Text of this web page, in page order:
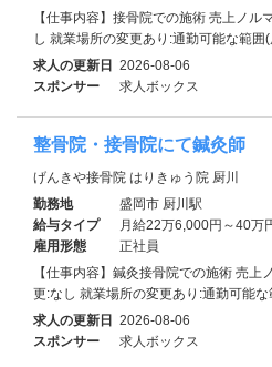
【仕事内容】接骨院での施術 売上ノル
し 就業場所の変更あり:通勤可能な範囲(
求人の更新日 2026-08-06
スポンサー
求人ボックス
整骨院・接骨院にて鍼灸師
げんきや接骨院 はりきゅう院 厨川
勤務地
盛岡市 厨川駅
給与タイプ
月給22万6,000円～40万
雇用形態
正社員
【仕事内容】鍼灸接骨院での施術 売
更:なし 就業場所の変更あり:通勤可能な
求人の更新日 2026-08-06
スポンサー
求人ボックス